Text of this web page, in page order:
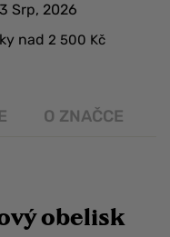
Srp, 2026
nad 2 500 Kč
O ZNAČCE
obelisk